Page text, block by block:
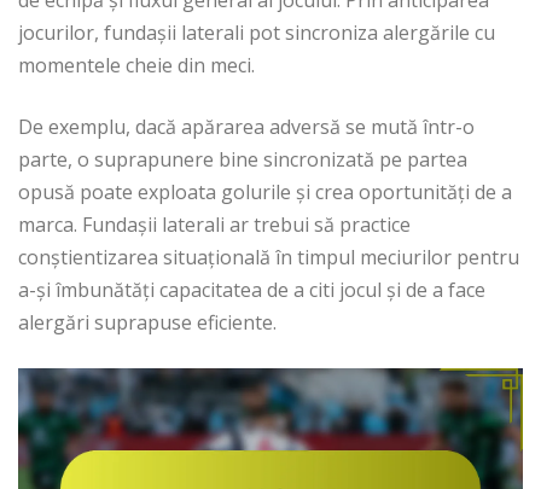
jocurilor, fundașii laterali pot sincroniza alergările cu
momentele cheie din meci.
De exemplu, dacă apărarea adversă se mută într-o
parte, o suprapunere bine sincronizată pe partea
opusă poate exploata golurile și crea oportunități de a
marca. Fundașii laterali ar trebui să practice
conștientizarea situațională în timpul meciurilor pentru
a-și îmbunătăți capacitatea de a citi jocul și de a face
alergări suprapuse eficiente.